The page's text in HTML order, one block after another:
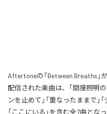
Aftertoneの「Between Breaths
配信された楽曲は、「間接照明の
ンを止めて」「重なったままで」
「ここにいる」を含む全7曲となっ